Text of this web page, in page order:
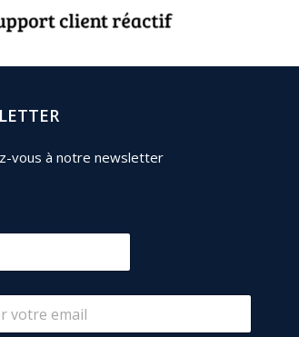
vous à notre newsletter